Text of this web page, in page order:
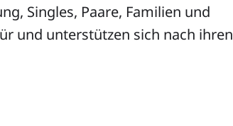
Singles, Paare, Familien und
und unterstützen sich nach ihren